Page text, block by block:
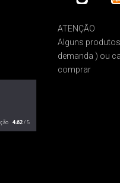
4.62/ 5
ATENÇÃO
Alguns
demanda ) ou
comprar